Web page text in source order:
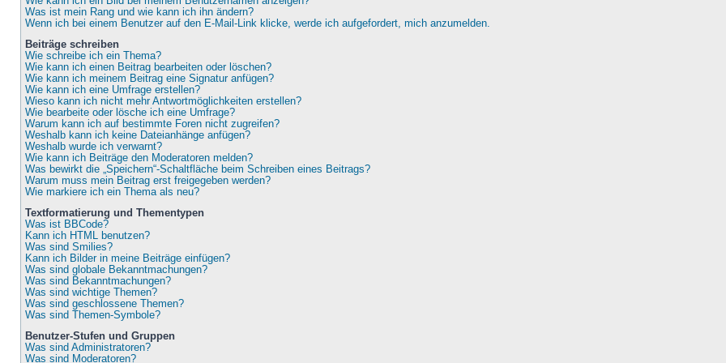
Was ist mein Rang und wie kann ich ihn ändern?
Wenn ich bei einem Benutzer auf den E-Mail-Link klicke, werde ich aufgefordert, mich anzumelden.
Beiträge schreiben
Wie schreibe ich ein Thema?
Wie kann ich einen Beitrag bearbeiten oder löschen?
Wie kann ich meinem Beitrag eine Signatur anfügen?
Wie kann ich eine Umfrage erstellen?
Wieso kann ich nicht mehr Antwortmöglichkeiten erstellen?
Wie bearbeite oder lösche ich eine Umfrage?
Warum kann ich auf bestimmte Foren nicht zugreifen?
Weshalb kann ich keine Dateianhänge anfügen?
Weshalb wurde ich verwarnt?
Wie kann ich Beiträge den Moderatoren melden?
Was bewirkt die „Speichern“-Schaltfläche beim Schreiben eines Beitrags?
Warum muss mein Beitrag erst freigegeben werden?
Wie markiere ich ein Thema als neu?
Textformatierung und Thementypen
Was ist BBCode?
Kann ich HTML benutzen?
Was sind Smilies?
Kann ich Bilder in meine Beiträge einfügen?
Was sind globale Bekanntmachungen?
Was sind Bekanntmachungen?
Was sind wichtige Themen?
Was sind geschlossene Themen?
Was sind Themen-Symbole?
Benutzer-Stufen und Gruppen
Was sind Administratoren?
Was sind Moderatoren?